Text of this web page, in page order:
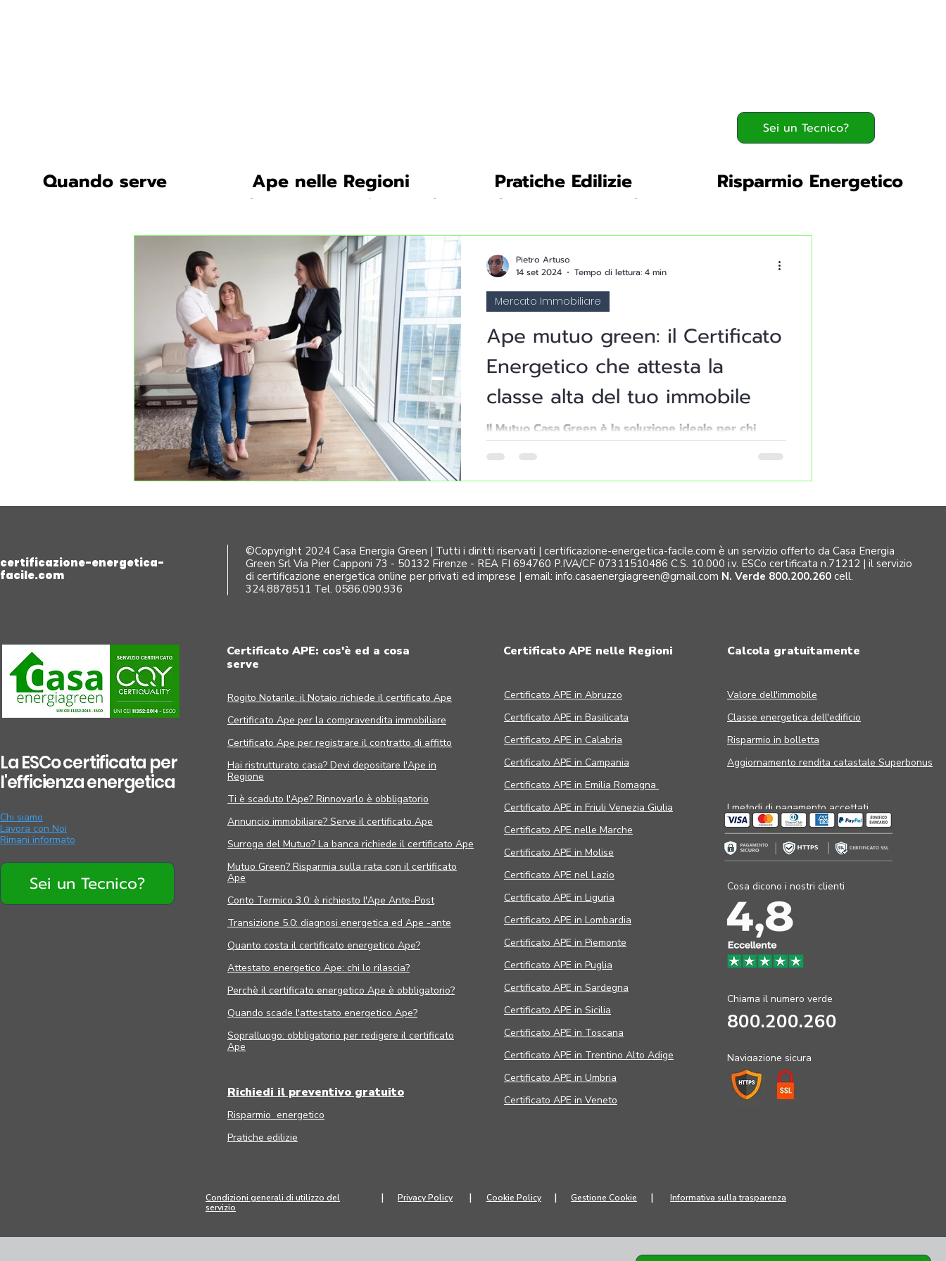
Sei un Tecnico?
All Posts Tecnologie e Soluzioni Risparmio Energetico: consigli Certificazioni Energetiche Norme
Studi di Caso Innovazioni e Ricerca Notizie del Settore
Ristrutturazione Energetica: Guida Interviste ed Esperti del Settore Mercato Immobiliare
Superbonus ed aggiornamento rendita
Ape mutuo green: il Certificato
Energetico che attesta la
classe alta del tuo immobile
Il Mutuo Casa Green è la soluzione ideale per chi
desidera acquistare una casa ad alta efficienza
energetica, classificata A o B
Mercato Immobiliare
Pietro Artuso
14 set 2024
Tempo di lettura: 4 min
Quando serve Ape nelle Regioni Pratiche Edilizie Risparmio Energetico
certificazione-energetica-
facile.com
©Copyright 2024 Casa Energia Green | Tutti i diritti riservati | certificazione-energetica-facile.com è un servizio offerto da Casa Energia
Green Srl Via Pier Capponi 73 - 50132 Firenze - REA FI 694760 P.IVA/CF 07311510486 C.S. 10.000 i.v. ESCo certificata n.71212 | il servizio
di certificazione energetica online per privati ed imprese | email: info.casaenergiagreen@gmail.com N. Verde 800.200.260 cell.
324.8878511 Tel. 0586.090.936
La ESCo certificata per
l'efficienza energetica
Chi siamo
Lavora con Noi
Rimani informato
Certificato APE: cos'è ed a cosa
serve
Rogito Notarile: il Notaio richiede il certificato Ape
Certificato Ape per la compravendita immobiliare
Certificato Ape per registrare il contratto di affitto
Hai ristrutturato casa? Devi depositare l'Ape in
Regione
Ti è scaduto l'Ape? Rinnovarlo è obbligatorio
Annuncio immobiliare? Serve il certificato Ape
Surroga del Mutuo? La banca richiede il certificato Ape
Mutuo Green? Risparmia sulla rata con il certificato
Ape
Conto Termico 3.0: è richiesto l'Ape Ante-Post
Transizione 5.0: diagnosi energetica ed Ape -ante
Quanto costa il certificato energetico Ape?
Attestato energetico Ape: chi lo rilascia?
Perchè il certificato energetico Ape è obbligatorio?
Quando scade l'attestato energetico Ape?
Sopralluogo: obbligatorio per redigere il certificato
Ape
Richiedi il preventivo gratuito
Risparmio energetico
Pratiche edilizie
Certificato APE nelle Regioni Calcola gratuitamente
Certificato APE in Abruzzo
Certificato APE in Basilicata
Certificato APE in Calabria
Certificato APE in Campania
Certificato APE in Emilia Romagna
Certificato APE in Friuli Venezia Giulia
Certificato APE nelle Marche
Certificato APE in Molise
Certificato APE nel Lazio
Certificato APE in Liguria
Certificato APE in Lombardia
Certificato APE in Piemonte
Certificato APE in Puglia
Certificato APE in Sardegna
Certificato APE in Sicilia
Certificato APE in Toscana
Certificato APE in Trentino Alto Adige
Certificato APE in Umbria
Certificato APE in Veneto
Valore dell'immobile
Classe energetica dell'edificio
Risparmio in bolletta
Aggiornamento rendita catastale Superbonus
I metodi di pagamento accettati
Cosa dicono i nostri clienti
Chiama il numero verde
800.200.260
Navigazione sicura
Condizioni generali di utilizzo del
servizio
| Privacy Policy | Cookie Policy | Gestione Cookie | Informativa sulla trasparenza
Sei un Tecnico?